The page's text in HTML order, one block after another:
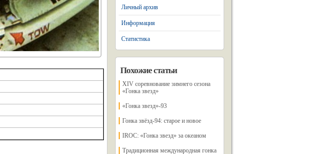
Личный архив
Информация
Статистика
Похожие статьи
XIV соревнование зимнего сезона
«Гонка звезд»
«Гонка звезд»-93
Гонка звёзд-94: старое и новое
IROC: «Гонка звезд» за океаном
Традиционная международная гонка